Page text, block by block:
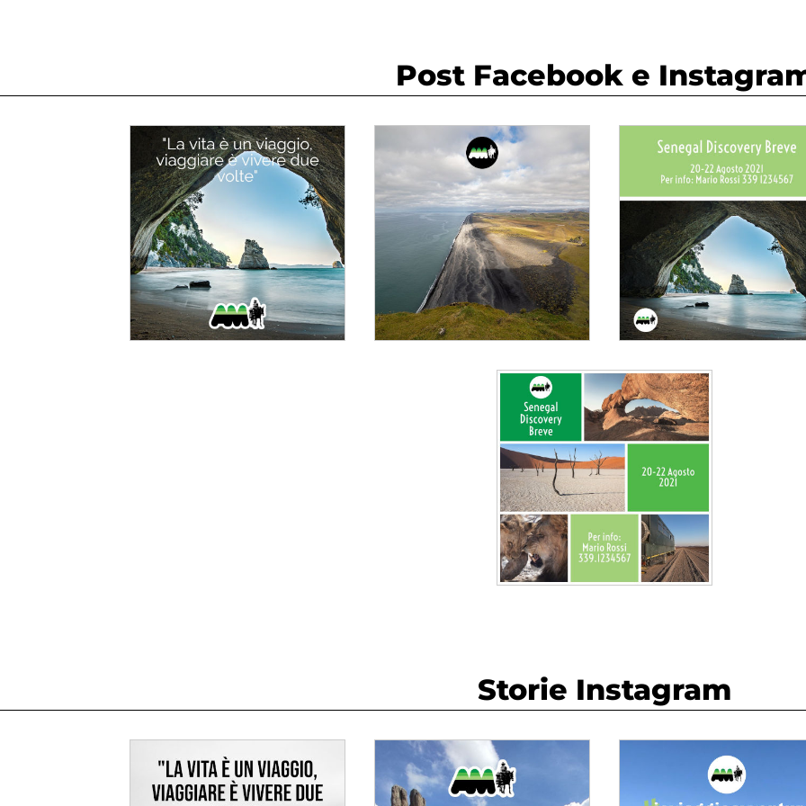
Post Facebook e
Storie Instagram
CAMBIA TEMPLATE DOWNLOAD
Clicca sugli elementi grafici per modificarli.